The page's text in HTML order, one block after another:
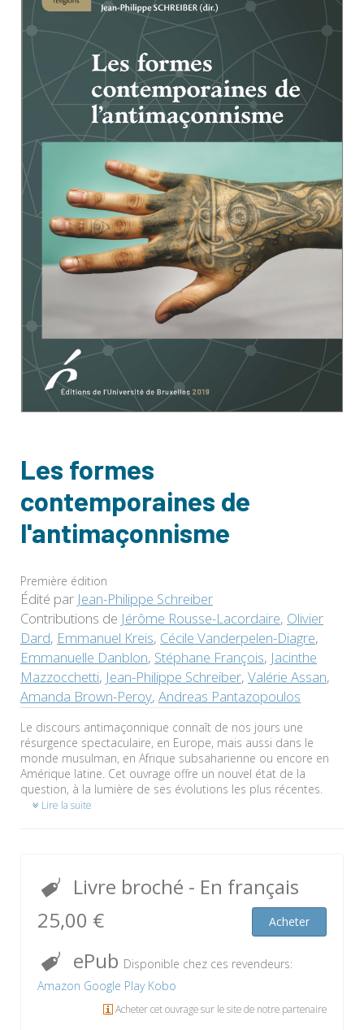
Les formes
contemporaines de
l'antimaçonnisme
Première édition
Édité par Jean-Philippe Schreiber
Contributions de Jérôme Rousse-Lacordaire, Olivier
Dard, Emmanuel Kreis, Cécile Vanderpelen-Diagre,
Emmanuelle Danblon, Stéphane François, Jacinthe
Mazzocchetti, Jean-Philippe Schreiber, Valérie Assan,
Amanda Brown-Peroy, Andreas Pantazopoulos
Le discours antimaçonnique connaît de nos jours une
résurgence spectaculaire, en Europe, mais aussi dans le
monde musulman, en Afrique subsaharienne ou encore en
Amérique latine. Cet ouvrage offre un nouvel état de la
question, à la lumière de ses évolutions les plus récentes.
Lire la suite
Livre broché - En français
25,00 €
Acheter
ePub Disponible chez ces revendeurs:
Amazon Google Play Kobo
Acheter cet ouvrage sur le site de notre partenaire